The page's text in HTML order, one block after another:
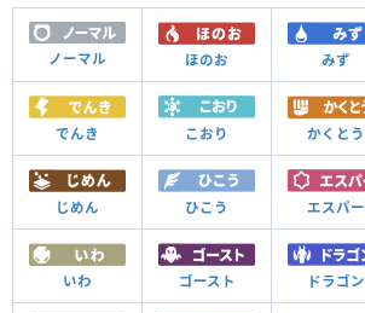
ノーマル ほのお みず
でんき こおり かくとう
じめん ひこう エスパー
いわ ゴースト ドラゴン